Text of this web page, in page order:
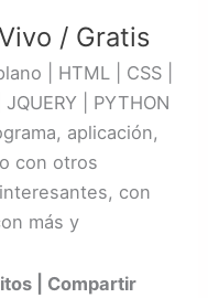
/ Gratis
| HTML | CSS |
| PYTHON
aplicación,
con otros
con
más y
| Compartir